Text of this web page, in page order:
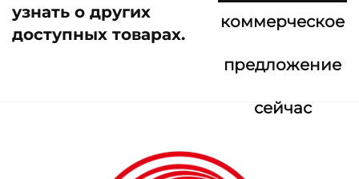
узнать о других
доступных товарах.
коммерческое
предложение
сейчас